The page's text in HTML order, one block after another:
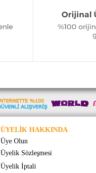
ÜYELİK HAKKINDA
Üye Olun
Üyelik Sözleşmesi
Üyelik İptali